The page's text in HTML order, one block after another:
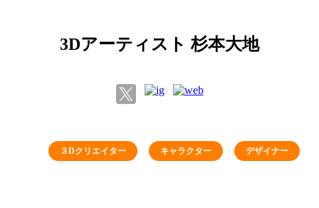
3Dアーティスト 杉本大地
３Dクリエイター キャラクター デザイナー